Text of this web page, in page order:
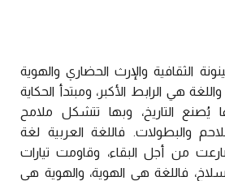
الثقافية والإرث الحضاري والهوية
هي الرابط الأكبر، ومبتدأ الحكاية
يُصنع التاريخ، وبها تتشكل ملامح
والبطولات. فاللغة العربية لغة
من أجل البقاء، وقاومت تيارات
فاللغة هي الهوية، والهوية هي